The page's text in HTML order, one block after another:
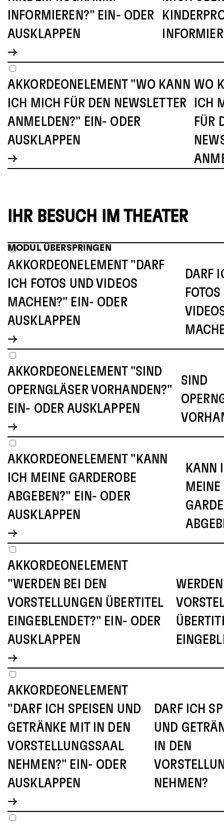
INFORMIEREN?" EIN- ODER
AUSKLAPPEN
WO
ICH
FÜR
AKKORDEONELEMENT "WO KANN
ICH MICH FÜR DEN NEWSLETTER
ANMELDEN?" EIN- ODER
AUSKLAPPEN
IHR BESUCH IM THEATER
MODUL ÜBERSPRINGEN
DARF
AKKORDEONELEMENT "DARF
ICH FOTOS UND VIDEOS
MACHEN?" EIN- ODER
AUSKLAPPEN
SIND
AKKORDEONELEMENT "SIND
OPERNGLÄSER VORHANDEN?"
EIN- ODER AUSKLAPPEN
KANN
MEINE
AKKORDEONELEMENT "KANN
ICH MEINE GARDEROBE
ABGEBEN?" EIN- ODER
AUSKLAPPEN
AKKORDEONELEMENT
"WERDEN BEI DEN
VORSTELLUNGEN ÜBERTITEL
EINGEBLENDET?" EIN- ODER
AUSKLAPPEN
DARF ICH
UND
IN DEN
NEHMEN?
AKKORDEONELEMENT
"DARF ICH SPEISEN UND
GETRÄNKE MIT IN DEN
VORSTELLUNGSSAAL
NEHMEN?" EIN- ODER
AUSKLAPPEN